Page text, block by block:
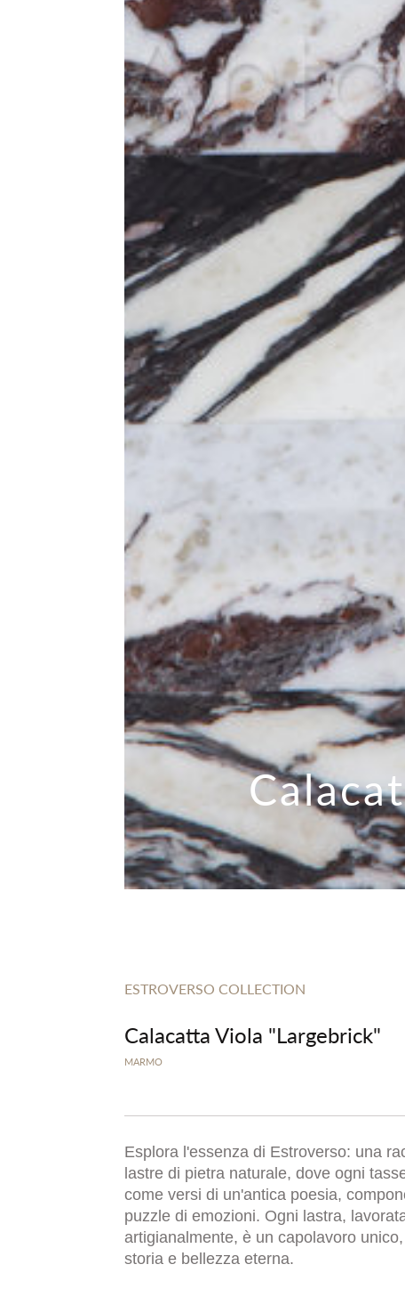
ESTROVERSO COLLECTION
Calacatta Viola "Largebrick"
MARMO
Esplora l'essenza di Estroverso: una
lastre di pietra naturale, dove ogni
come versi di un'antica poesia,
puzzle di emozioni. Ogni lastra,
artigianalmente, è un capolavoro
storia e bellezza eterna.